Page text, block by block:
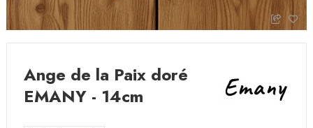
Ange de la Paix doré
EMANY - 14cm